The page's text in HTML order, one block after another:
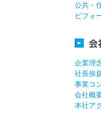
公共・
ビフォ
会
企業理
社長挨
事業コ
会社概
本社ア